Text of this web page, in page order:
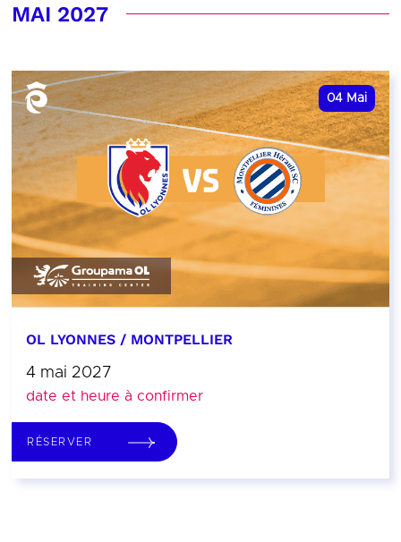
MAI 2027
04 Mai
OL LYONNES / MONTPELLIER
4 mai 2027
date et heure à confirmer
RÉSERVER